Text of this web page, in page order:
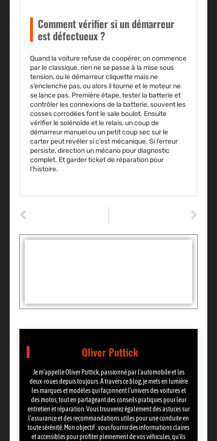
Comment vérifier si un démarreur
est défectueux ?
Quand la voiture refuse de coopérer, on commence
par le classique, rien ne se passe à la mise sous
tension, ou le démarreur cliquette mais ne
s’enclenche pas, ou alors il tourne et le moteur ne
se lance pas. Première étape, tester la batterie et
contrôler les connexions de la batterie, souvent les
cosses corrodées font le sale boulot. Ensuite
vérifier le solénoïde et le relais, un coup de
démarreur manuel ou un petit coup sec sur le
carter peut révéler si c’est mécanique. Si l’erreur
persiste, direction un mécano pour diagnostic
complet. Et garder ticket de réparation pour
l’histoire.
Oliver Puttick
Je m’appelle Oliver Puttick, passionné par l’automobile et les
deux-roues depuis toujours. À travers ce blog, je mets en lumière
les marques et modèles qui façonnent l’univers des voitures et
des motos, tout en partageant des conseils pratiques pour leur
entretien et réparation. Vous trouverez également des astuces sur
l’assurance et des recommandations utiles pour une conduite en
toute sérénité. Mon objectif : vous fournir des informations claires
et accessibles pour profiter pleinement de vos véhicules, qu’ils